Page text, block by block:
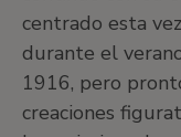
centrado esta
durante el
1916, pero
creaciones